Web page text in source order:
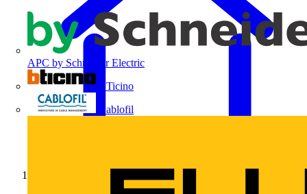
APC by Schneider Electric
BTicino
Cablofil